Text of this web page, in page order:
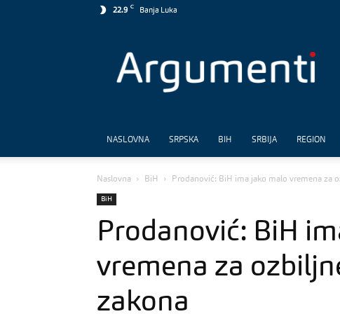
22.9
C
Banja Luka
NASLOVNA SRPSKA BIH SRBIJA REGION
Naslovna BiH Prodanović: BiH ima jako malo vremena za
BiH
Prodanović: BiH
vremena za
zakona